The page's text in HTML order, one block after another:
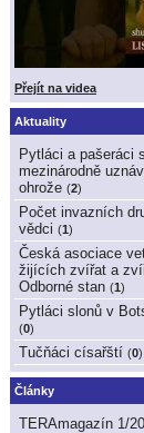
Přejít na videa
Aktuality
Pytláci a pašeráci
mezinárodně
ohrože (2)
Počet invazních
vědci (1)
Česká asociace
žijících zvířat a
Odborné stan (1)
Pytláci slonů v
(0)
Tučňáci císařští (0)
Články
TERAmagazín 1/